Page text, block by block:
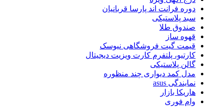
دوره فرانت اند پارسا قربانیان
سبد پلاستیکی
صندوق طلا
قهوه ساز
قیمت گیت فروشگاهی نیوسک
کارتیو، پلتفرم کارت ویزیت دیجیتال
گالن پلاستیکی
مدل کمد دیواری چند منظوره
نمایندگی asus
هاریکا بازار
وام فوری